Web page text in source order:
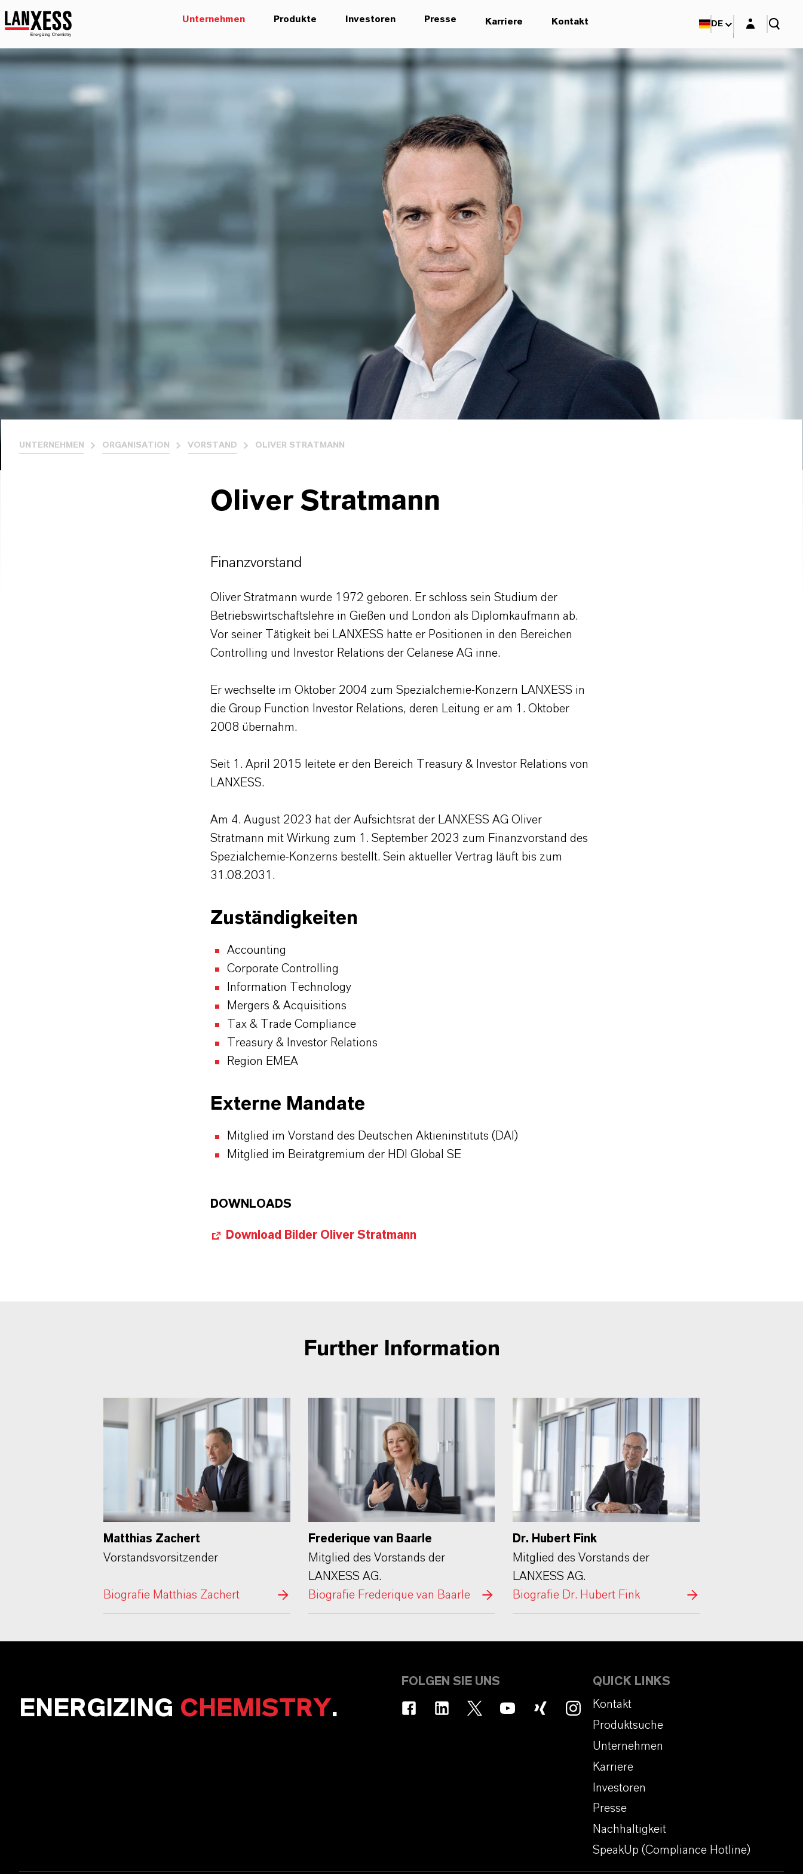
Unternehmen Produkte Investoren Presse Karriere Kontakt DE Login-Maske
UNTERNEHMEN ORGANISATION VORSTAND OLIVER STRATMANN
Oliver Stratmann
Finanzvorstand
Oliver Stratmann wurde 1972 geboren. Er schloss sein Studium der
Betriebswirtschaftslehre in Gießen und London als Diplomkaufmann ab.
Vor seiner Tätigkeit bei LANXESS hatte er Positionen in den Bereichen
Controlling und Investor Relations der Celanese AG inne.
Er wechselte im Oktober 2004 zum Spezialchemie-Konzern LANXESS in
die Group Function Investor Relations, deren Leitung er am 1. Oktober
2008 übernahm.
Seit 1. April 2015 leitete er den Bereich Treasury & Investor Relations von
LANXESS.
Am 4. August 2023 hat der Aufsichtsrat der LANXESS AG Oliver
Stratmann mit Wirkung zum 1. September 2023 zum Finanzvorstand des
Spezialchemie-Konzerns bestellt. Sein aktueller Vertrag läuft bis zum
31.08.2031.
Zuständigkeiten
Accounting
Corporate Controlling
Information Technology
Mergers & Acquisitions
Tax & Trade Compliance
Treasury & Investor Relations
Region EMEA
Externe Mandate
Mitglied im Vorstand des Deutschen Aktieninstituts (DAI)
Mitglied im Beiratgremium der HDI Global SE
DOWNLOADS
Download Bilder Oliver Stratmann
Further Information
Matthias Zachert
Vorstandsvorsitzender
Biografie Matthias Zachert
Frederique van Baarle
Mitglied des Vorstands der
LANXESS AG.
Biografie Frederique van Baarle
Dr. Hubert Fink
Mitglied des Vorstands der
LANXESS AG.
Biografie Dr. Hubert Fink
ENERGIZING CHEMISTRY.
FOLGEN SIE UNS
QUICK LINKS
Kontakt
Produktsuche
Unternehmen
Karriere
Investoren
Presse
Nachhaltigkeit
SpeakUp (Compliance Hotline)